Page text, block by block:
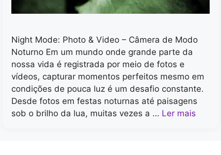
Night Mode: Photo & Video – Câmera de Modo
Noturno Em um mundo onde grande parte da
nossa vida é registrada por meio de fotos e
vídeos, capturar momentos perfeitos mesmo em
condições de pouca luz é um desafio constante.
Desde fotos em festas noturnas até paisagens
sob o brilho da lua, muitas vezes a … Ler mais